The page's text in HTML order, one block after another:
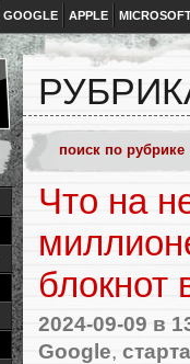
GOOGLE APPLE
Что на
блокнот
2024-09-09 в
Google,